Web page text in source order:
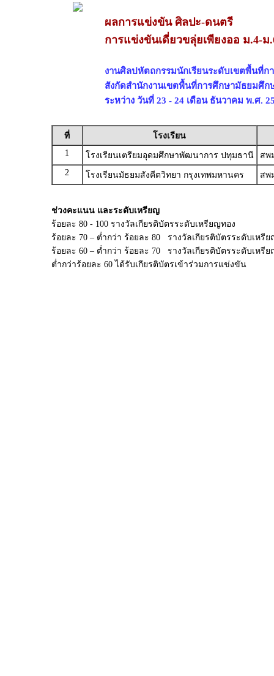
ผลการแข่งขัน ศิลปะ-ดนตรี
การแข่งขันเดี่ยวขลุ่ยเพียงออ ม.4-ม
งานศิลปหัตถกรรมนักเรียนระดับเขตพื้นที่ก
สังกัดสำนักงานเขตพื้นที่การศึกษามัธยมศึก
ระหว่าง วันที่ 23 - 24 เดือน ธันวาคม พ.ศ.
ที่
โรงเรียน
1
โรงเรียนเตรียมอุดมศึกษาพัฒนาการ ปทุมธานี
สพ
2
โรงเรียนมัธยมสังคีตวิทยา กรุงเทพมหานคร สพ
ช่วงคะแนน และระดับเหรียญ
ร้อยละ 80 - 100 รางวัลเกียรติบัตรระดับเหรียญทอง
ร้อยละ 70 – ต่ำกว่า ร้อยละ 80 รางวัลเกียรติบัตรระดับเหรีย
ร้อยละ 60 – ต่ำกว่า ร้อยละ 70 รางวัลเกียรติบัตรระดับเหรี
ต่ำกว่าร้อยละ 60 ได้รับเกียรติบัตรเข้าร่วมการแข่งขัน